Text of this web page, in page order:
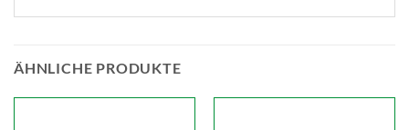
ÄHNLICHE PRODUKTE